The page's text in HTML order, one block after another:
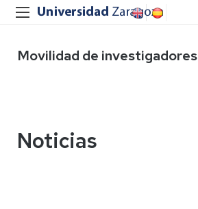
Movilidad de investigadores
Noticias